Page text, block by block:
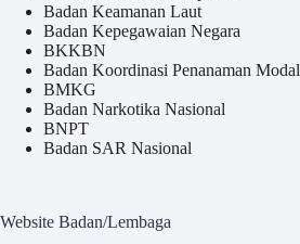
Badan Keamanan Laut
Badan Kepegawaian Negara
BKKBN
Badan Koordinasi Penanaman Modal
BMKG
Badan Narkotika Nasional
BNPT
Badan SAR Nasional
Website Badan/Lembaga